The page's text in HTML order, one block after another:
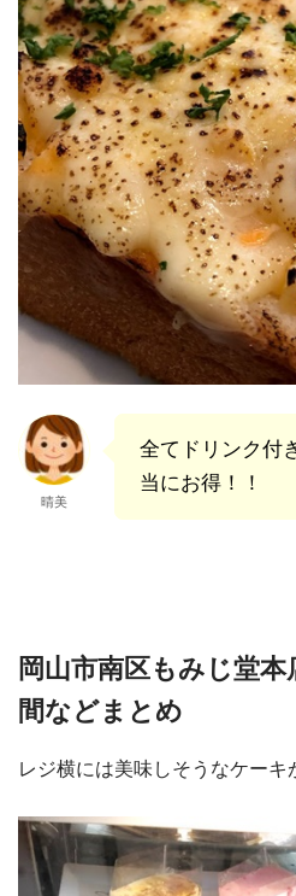
晴美
全てドリンク付
当にお得！！
岡山市南区もみじ堂
間などまとめ
レジ横には美味しそうなケーキ